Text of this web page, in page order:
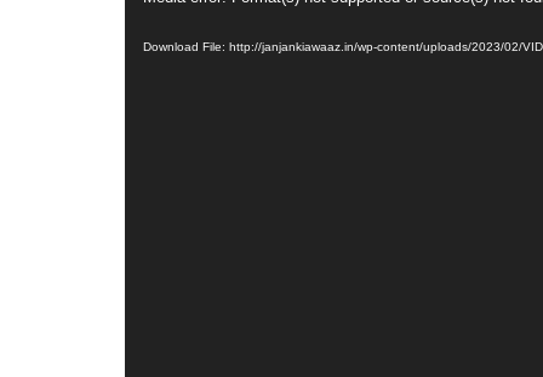
Download File: http://janjankiawaaz.in/wp-content/uploads/2023/02/